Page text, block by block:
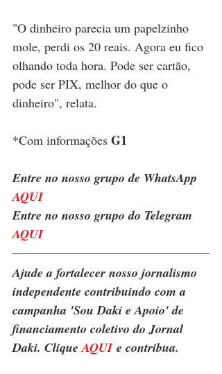
"O dinheiro parecia um papelzinho
mole, perdi os 20 reais. Agora eu fico
olhando toda hora. Pode ser cartão,
pode ser PIX, melhor do que o
dinheiro", relata.
*Com informações G1
Entre no nosso grupo de WhatsApp
AQUI
Entre no nosso grupo do Telegram
AQUI
Ajude a fortalecer nosso jornalismo
independente contribuindo com a
campanha 'Sou Daki e Apoio' de
financiamento coletivo do Jornal
Daki. Clique AQUI e contribua.